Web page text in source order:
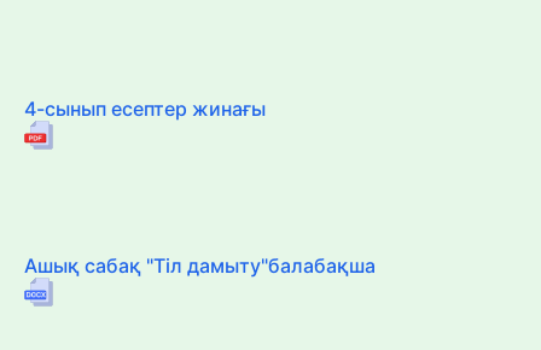
4-сынып есептер жинағы
Ашық сабақ "Тіл дамыту"балабақша